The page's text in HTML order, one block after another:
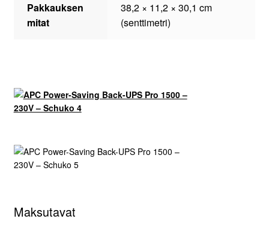
Pakkauksen
mitat
38,2 × 11,2 × 30,1 cm
(senttimetri)
Maksutavat